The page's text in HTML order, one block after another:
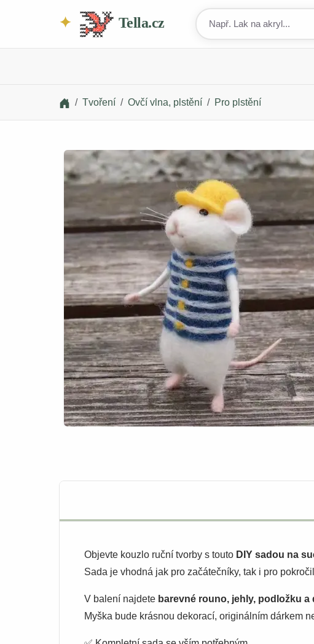
Tella.cz
Tvoření Ovčí vlna, plstění Pro plstění
Objevte kouzlo ruční tvorby s touto DIY sadou na
Sada je vhodná jak pro začátečníky, tak i pro
V balení najdete barevné rouno, jehly, podložku a
Myška bude krásnou dekorací, originálním dárkem